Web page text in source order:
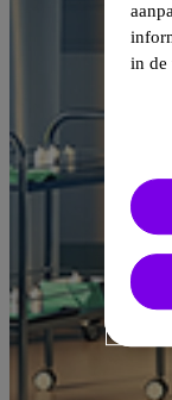
in de